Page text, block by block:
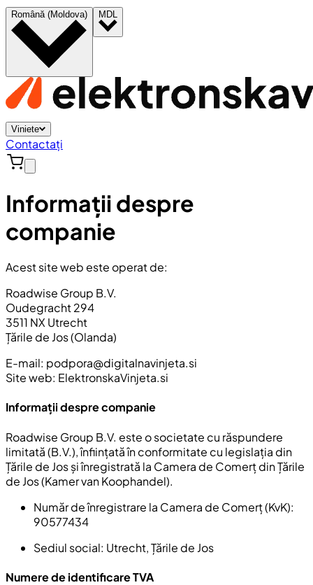
Română (Moldova) MDL
Viniete
Contactați
Informații despre
companie
Acest site web este operat de:
Roadwise Group B.V.
Oudegracht 294
3511 NX Utrecht
Țările de Jos (Olanda)
E-mail: podpora@digitalnavinjeta.si
Site web: ElektronskaVinjeta.si
Informații despre companie
Roadwise Group B.V. este o societate cu răspundere
limitată (B.V.), înființată în conformitate cu legislația din
Țările de Jos și înregistrată la Camera de Comerț din Țările
de Jos (Kamer van Koophandel).
Număr de înregistrare la Camera de Comerț (KvK):
90577434
Sediul social: Utrecht, Țările de Jos
Numere de identificare TVA